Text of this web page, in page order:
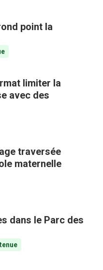
point la
la
avec des
traversée
maternelle
dans le Parc des